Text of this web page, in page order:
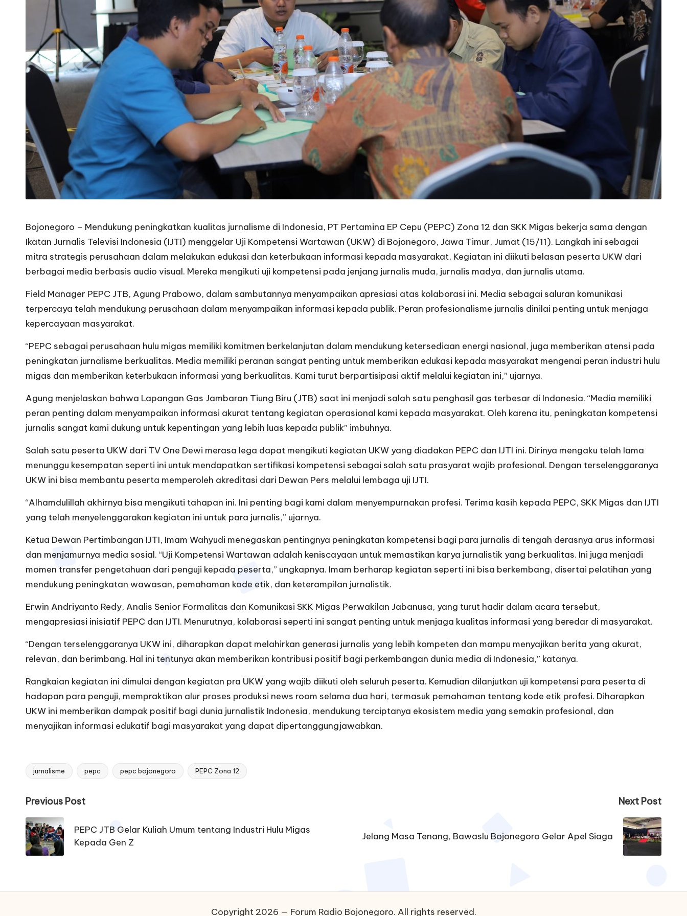
Bojonegoro – Mendukung peningkatkan kualitas jurnalisme di Indonesia, PT Pertamina EP Cepu (PEPC) Zona 12 dan SKK Migas bekerja sama dengan
Ikatan Jurnalis Televisi Indonesia (IJTI) menggelar Uji Kompetensi Wartawan (UKW) di Bojonegoro, Jawa Timur, Jumat (15/11). Langkah ini sebagai
mitra strategis perusahaan dalam melakukan edukasi dan keterbukaan informasi kepada masyarakat, Kegiatan ini diikuti belasan peserta UKW dari
berbagai media berbasis audio visual. Mereka mengikuti uji kompetensi pada jenjang jurnalis muda, jurnalis madya, dan jurnalis utama.
Field Manager PEPC JTB, Agung Prabowo, dalam sambutannya menyampaikan apresiasi atas kolaborasi ini. Media sebagai saluran komunikasi
terpercaya telah mendukung perusahaan dalam menyampaikan informasi kepada publik. Peran profesionalisme jurnalis dinilai penting untuk menjaga
kepercayaan masyarakat.
“PEPC sebagai perusahaan hulu migas memiliki komitmen berkelanjutan dalam mendukung ketersediaan energi nasional, juga memberikan atensi pada
peningkatan jurnalisme berkualitas. Media memiliki peranan sangat penting untuk memberikan edukasi kepada masyarakat mengenai peran industri hulu
migas dan memberikan keterbukaan informasi yang berkualitas. Kami turut berpartisipasi aktif melalui kegiatan ini,” ujarnya.
Agung menjelaskan bahwa Lapangan Gas Jambaran Tiung Biru (JTB) saat ini menjadi salah satu penghasil gas terbesar di Indonesia. “Media memiliki
peran penting dalam menyampaikan informasi akurat tentang kegiatan operasional kami kepada masyarakat. Oleh karena itu, peningkatan kompetensi
jurnalis sangat kami dukung untuk kepentingan yang lebih luas kepada publik” imbuhnya.
Salah satu peserta UKW dari TV One Dewi merasa lega dapat mengikuti kegiatan UKW yang diadakan PEPC dan IJTI ini. Dirinya mengaku telah lama
menunggu kesempatan seperti ini untuk mendapatkan sertifikasi kompetensi sebagai salah satu prasyarat wajib profesional. Dengan terselenggaranya
UKW ini bisa membantu peserta memperoleh akreditasi dari Dewan Pers melalui lembaga uji IJTI.
“Alhamdulillah akhirnya bisa mengikuti tahapan ini. Ini penting bagi kami dalam menyempurnakan profesi. Terima kasih kepada PEPC, SKK Migas dan IJTI
yang telah menyelenggarakan kegiatan ini untuk para jurnalis,” ujarnya.
Ketua Dewan Pertimbangan IJTI, Imam Wahyudi menegaskan pentingnya peningkatan kompetensi bagi para jurnalis di tengah derasnya arus informasi
dan menjamurnya media sosial. “Uji Kompetensi Wartawan adalah keniscayaan untuk memastikan karya jurnalistik yang berkualitas. Ini juga menjadi
momen transfer pengetahuan dari penguji kepada peserta,” ungkapnya. Imam berharap kegiatan seperti ini bisa berkembang, disertai pelatihan yang
mendukung peningkatan wawasan, pemahaman kode etik, dan keterampilan jurnalistik.
Erwin Andriyanto Redy, Analis Senior Formalitas dan Komunikasi SKK Migas Perwakilan Jabanusa, yang turut hadir dalam acara tersebut,
mengapresiasi inisiatif PEPC dan IJTI. Menurutnya, kolaborasi seperti ini sangat penting untuk menjaga kualitas informasi yang beredar di masyarakat.
“Dengan terselenggaranya UKW ini, diharapkan dapat melahirkan generasi jurnalis yang lebih kompeten dan mampu menyajikan berita yang akurat,
relevan, dan berimbang. Hal ini tentunya akan memberikan kontribusi positif bagi perkembangan dunia media di Indonesia,” katanya.
Rangkaian kegiatan ini dimulai dengan kegiatan pra UKW yang wajib diikuti oleh seluruh peserta. Kemudian dilanjutkan uji kompetensi para peserta di
hadapan para penguji, mempraktikan alur proses produksi news room selama dua hari, termasuk pemahaman tentang kode etik profesi. Diharapkan
UKW ini memberikan dampak positif bagi dunia jurnalistik Indonesia, mendukung terciptanya ekosistem media yang semakin profesional, dan
menyajikan informasi edukatif bagi masyarakat yang dapat dipertanggungjawabkan.
Tags:
jurnalisme pepc pepc bojonegoro PEPC Zona 12
Post
navigation
Previous Post
PEPC JTB Gelar Kuliah Umum tentang Industri Hulu Migas
Kepada Gen Z
Next Post
Jelang Masa Tenang, Bawaslu Bojonegoro Gelar Apel Siaga
Copyright 2026 — Forum Radio Bojonegoro. All rights reserved.